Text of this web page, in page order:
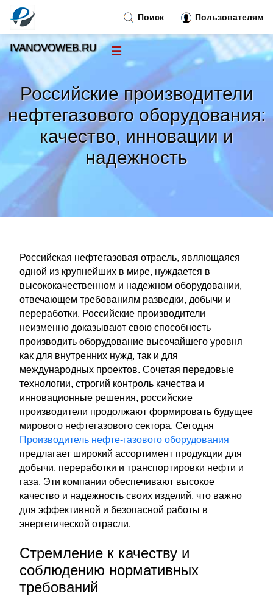
Российские производители
нефтегазового оборудования:
качество, инновации и
надежность
Российская нефтегазовая отрасль, являющаяся
одной из крупнейших в мире, нуждается в
высококачественном и надежном оборудовании,
отвечающем требованиям разведки, добычи и
переработки. Российские производители
неизменно доказывают свою способность
производить оборудование высочайшего уровня
как для внутренних нужд, так и для
международных проектов. Сочетая передовые
технологии, строгий контроль качества и
инновационные решения, российские
производители продолжают формировать будущее
мирового нефтегазового сектора. Сегодня
Производитель нефте-газового оборудования
предлагает широкий ассортимент продукции для
добычи, переработки и транспортировки нефти и
газа. Эти компании обеспечивают высокое
качество и надежность своих изделий, что важно
для эффективной и безопасной работы в
энергетической отрасли.
Стремление к качеству и
соблюдению нормативных
требований
Поиск Пользователям
IVANOVOWEB.RU ☰
Тренды новостей»
Рубрики»
Правила »